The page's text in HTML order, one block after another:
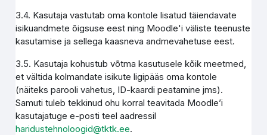
3.4. Kasutaja vastutab oma kontole lisatud täiendavate
isikuandmete õigsuse eest ning Moodle'i väliste teenuste
kasutamise ja sellega kaasneva andmevahetuse eest.
3.5. Kasutaja kohustub võtma kasutusele kõik meetmed,
et vältida kolmandate isikute ligipääs oma kontole
(näiteks parooli vahetus, ID-kaardi peatamine jms).
Samuti tuleb tekkinud ohu korral teavitada Moodle’i
kasutajatuge e-posti teel aadressil
haridustehnoloogid@tktk.ee.